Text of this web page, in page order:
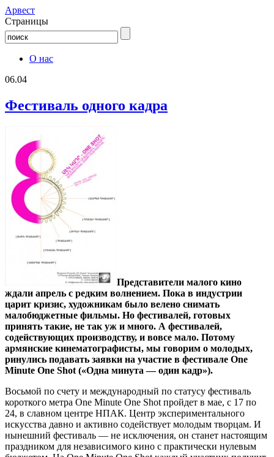
Aрвест
Страницы
О нас
06.04
Фестиваль одного кадра
Представители малого кино
ждали апрель с редким волнением. Пока в индустрии
царит кризис, художникам было велено снимать
малобюджетные фильмы. Но фестивалей, готовых
принять такие, не так уж и много. А фестивалей,
содействующих производству, и вовсе мало. Потому
армянские кинематографисты, мы говорим о молодых,
ринулись подавать заявки на участие в фестивале One
Minute One Shot («Одна минута — один кадр»).
Восьмой по счету и международный по статусу фестиваль
короткого метра One Minute One Shot пройдет в мае, с 17 по
24, в славном центре НПАК. Центр экспериментального
искусства давно и активно содействует молодым творцам. И
нынешний фестиваль — не исключения, он станет настоящим
праздником для независимого кино с практически нулевым